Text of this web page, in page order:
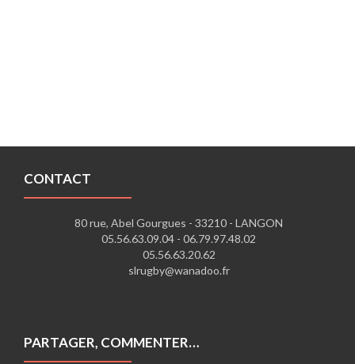
CONTACT
80 rue, Abel Gourgues - 33210 - LANGON
05.56.63.09.04 - 06.79.97.48.02
05.56.63.20.62
slrugby@wanadoo.fr
PARTAGER, COMMENTER…